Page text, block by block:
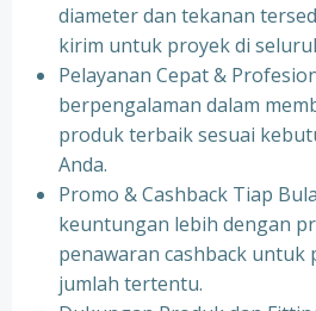
diameter dan tekanan
kirim untuk proyek di
Pelayanan Cepat &
berpengalaman dalam
produk terbaik sesuai
Anda.
Promo & Cashback Tiap
keuntungan lebih dengan
penawaran cashback untuk
jumlah tertentu.